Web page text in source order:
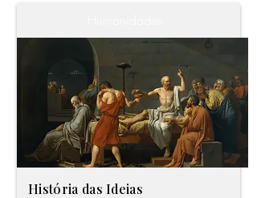
História das Ideias